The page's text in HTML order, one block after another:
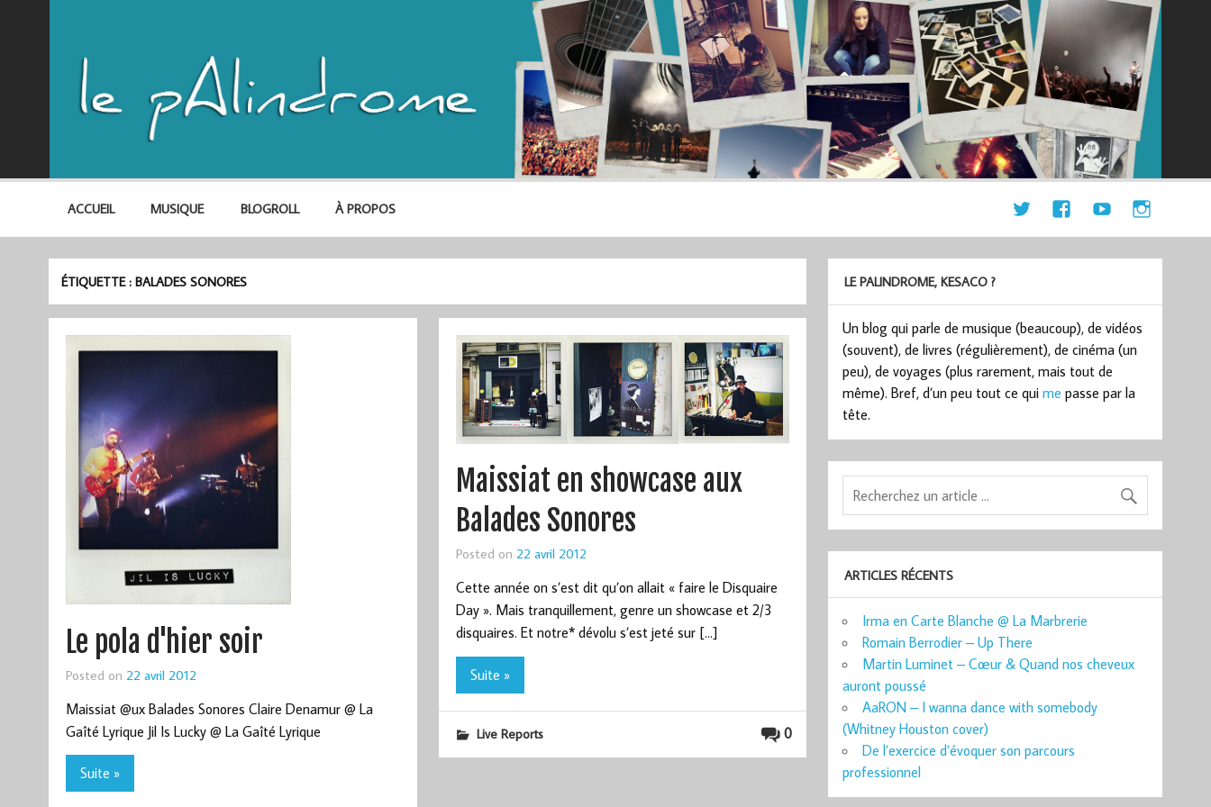
ACCUEIL MUSIQUE BLOGROLL À PROPOS
ÉTIQUETTE :BALADES SONORES
Le pola d'hier soir
Posted on 22 avril 2012
Maissiat @ux Balades Sonores Claire Denamur @ La
Gaîté Lyrique Jil Is Lucky @ La Gaîté Lyrique
Suite »
Maissiat en showcase aux
Balades Sonores
Posted on 22 avril 2012
Cette année on s’est dit qu’on allait « faire le Disquaire
Day ». Mais tranquillement, genre un showcase et 2/3
disquaires. Et notre* dévolu s’est jeté sur […]
Suite »
0
Live Reports
LE PALINDROME, KESACO ?
Un blog qui parle de musique (beaucoup), de vidéos
(souvent), de livres (régulièrement), de cinéma (un
peu), de voyages (plus rarement, mais tout de
même). Bref, d’un peu tout ce quime passe par la
tête.
ARTICLES RÉCENTS
Irma en Carte Blanche @ La Marbrerie
Romain Berrodier – Up There
Martin Luminet – Cœur & Quand nos cheveux
auront poussé
AaRON – I wanna dance with somebody
(Whitney Houston cover)
De l’exercice d’évoquer son parcours
professionnel